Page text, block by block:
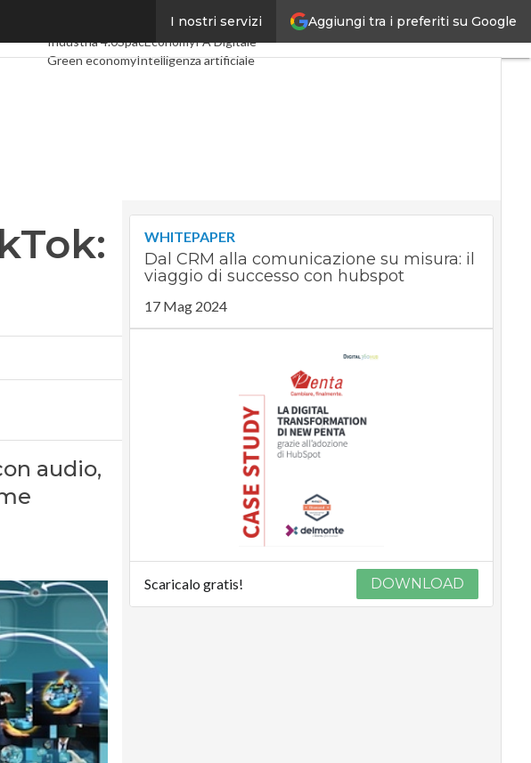
Aggiungi tra i preferiti su Google
I nostri servizi
Digital EconomyTelco
Industria 4.0SpacEconomyPA Digitale
Green economyIntelligenza artificiale
audio,
WHITEPAPER
Dal CRM alla comunicazione su misura: il
viaggio di successo con hubspot
17 Mag 2024
Scaricalo gratis! DOWNLOAD